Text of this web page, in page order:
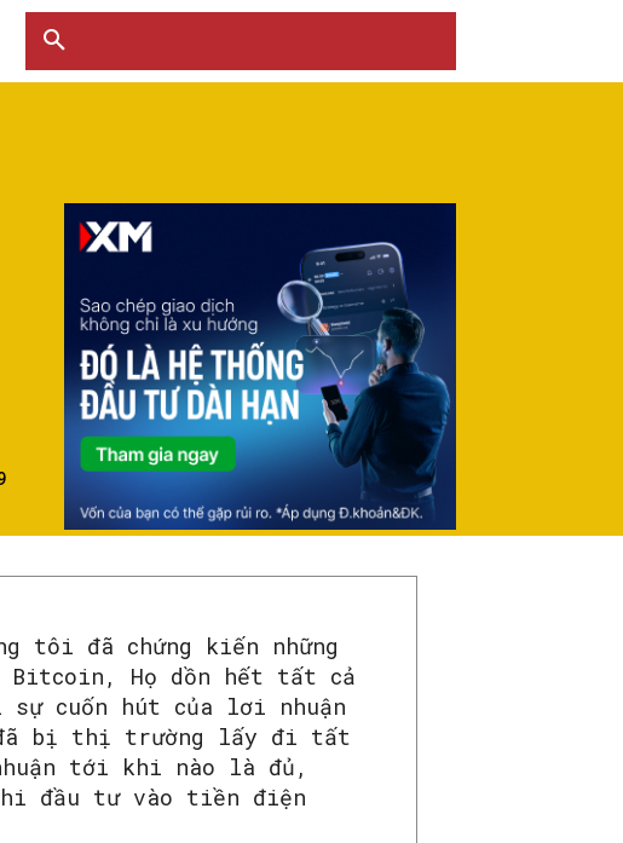
tôi đã chứng kiến những
Bitcoin, Họ dồn hết tất cả
cuốn hút của lơi nhuận
đã bị thị trường lấy đi tất
tới khi nào là đủ,
đầu tư vào tiền điện